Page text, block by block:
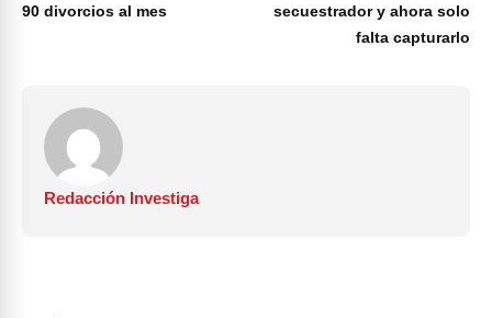
90 divorcios al mes
secuestrador y ahora solo
falta capturarlo
Redacción Investiga